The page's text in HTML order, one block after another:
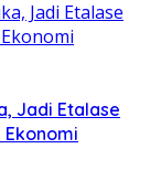
Jadi Etalase